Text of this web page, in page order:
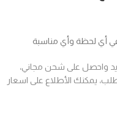
أي لحظة وأي مناسبة
السويد واحصل على شحن مجاني،
يمكنك الأطلاع على اسعار